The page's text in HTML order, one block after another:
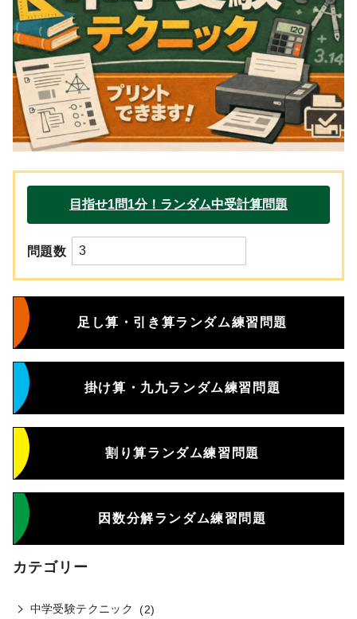
問題数
足し算・引き算ランダム練習問題
掛け算・九九ランダム練習問題
割り算ランダム練習問題
因数分解ランダム練習問題
カテゴリー
中学受験テクニック (2)